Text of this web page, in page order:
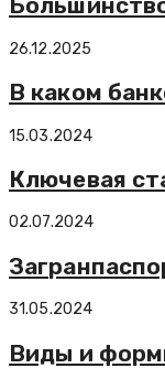
26.12.2025
В каком
15.03.2024
Ключевая
02.07.2024
31.05.2024
Виды и